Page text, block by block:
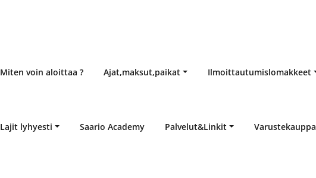
Miten voin aloittaa ? Ajat,maksut,paikat Ilmoittautumislomakkeet
Lajit lyhyesti Saario Academy Palvelut&Linkit Varustekauppa